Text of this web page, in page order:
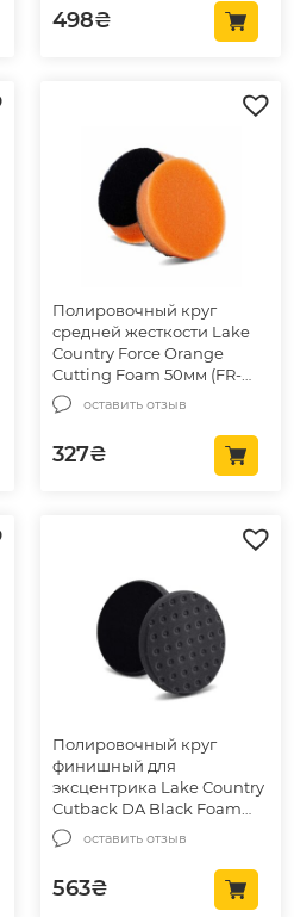
498₴
Полировочный круг
средней жесткости Lake
Country Force Orange
Cutting Foam 50мм (FR-
HORANGE 2)
оставить отзыв
327₴
Полировочный круг
финишный для
эксцентрика Lake Country
Сutback DA Black Foam
150мм (78-72650CCS-152)
оставить отзыв
563₴